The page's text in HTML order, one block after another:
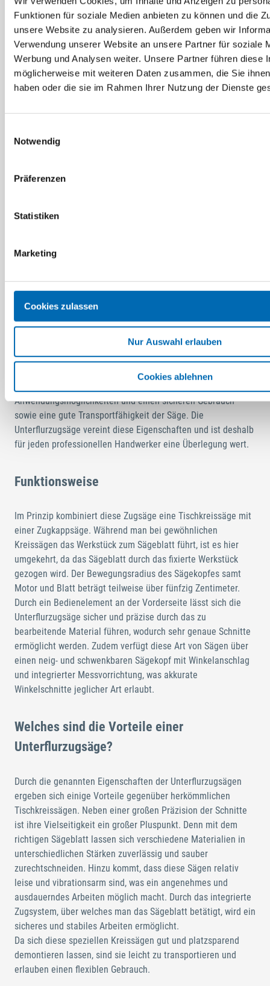
Funktionen für soziale Medien anbieten zu können und die
unsere Website zu analysieren. Außerdem geben wir
Verwendung unserer Website an unsere Partner für soziale
Werbung und Analysen weiter. Unsere Partner führen diese
möglicherweise mit weiteren Daten zusammen, die Sie
haben oder die sie im Rahmen Ihrer Nutzung der Dienste
Notwendig
Präferenzen
Statistiken
Marketing
Cookies zulassen
Nur Auswahl erlauben
Cookies ablehnen
Vielseitig und mobil: Die
Unterflurzugsäge
Neben Schlagbohrmaschine und akkubetriebenem Schrauber
gehört eine zuverlässige Säge zur Standardausrüstung eines
Anwendungsmöglichkeiten und einen sicheren Gebrauch
sowie eine gute Transportfähigkeit der Säge. Die
Unterflurzugsäge vereint diese Eigenschaften und ist deshalb
für jeden professionellen Handwerker eine Überlegung wert.
Funktionsweise
Im Prinzip kombiniert diese Zugsäge eine Tischkreissäge mit
einer Zugkappsäge. Während man bei gewöhnlichen
Kreissägen das Werkstück zum Sägeblatt führt, ist es hier
umgekehrt, da das Sägeblatt durch das fixierte Werkstück
gezogen wird. Der Bewegungsradius des Sägekopfes samt
Motor und Blatt beträgt teilweise über fünfzig Zentimeter.
Durch ein Bedienelement an der Vorderseite lässt sich die
Unterflurzugsäge sicher und präzise durch das zu
bearbeitende Material führen, wodurch sehr genaue Schnitte
ermöglicht werden. Zudem verfügt diese Art von Sägen über
einen neig- und schwenkbaren Sägekopf mit Winkelanschlag
und integrierter Messvorrichtung, was akkurate
Winkelschnitte jeglicher Art erlaubt.
Welches sind die Vorteile einer
Unterflurzugsäge?
Durch die genannten Eigenschaften der Unterflurzugsägen
ergeben sich einige Vorteile gegenüber herkömmlichen
Tischkreissägen. Neben einer großen Präzision der Schnitte
ist ihre Vielseitigkeit ein großer Pluspunkt. Denn mit dem
richtigen Sägeblatt lassen sich verschiedene Materialien in
unterschiedlichen Stärken zuverlässig und sauber
zurechtschneiden. Hinzu kommt, dass diese Sägen relativ
leise und vibrationsarm sind, was ein angenehmes und
ausdauerndes Arbeiten möglich macht. Durch das integrierte
Zugsystem, über welches man das Sägeblatt betätigt, wird ein
sicheres und stabiles Arbeiten ermöglicht.
Da sich diese speziellen Kreissägen gut und platzsparend
demontieren lassen, sind sie leicht zu transportieren und
erlauben einen flexiblen Gebrauch.